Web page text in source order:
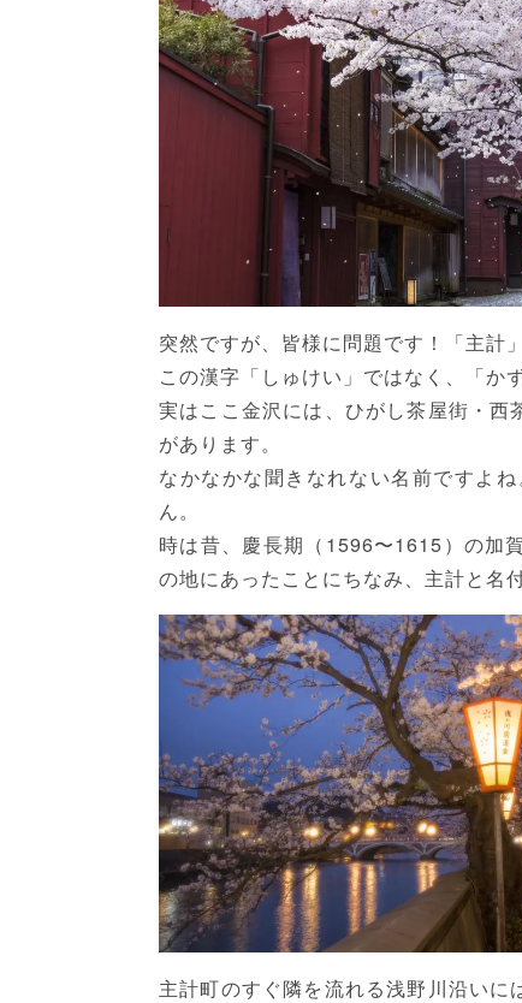
突然ですが、皆様に問題です！「主計
この漢字「しゅけい」ではなく、「か
実はここ金沢には、ひがし茶屋街・
があります。
なかなかな聞きなれない名前ですよ
ん。
時は昔、慶長期（1596〜1615）の加
の地にあったことにちなみ、主計と名
主計町のすぐ隣を流れる浅野川沿い